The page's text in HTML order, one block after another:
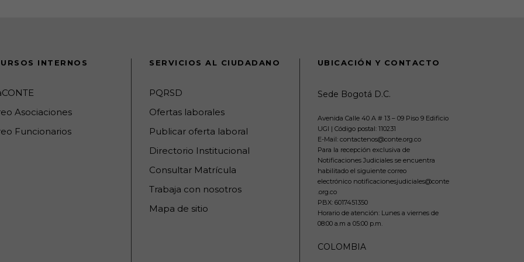
INTERNOS
Asociaciones
Funcionarios
SERVICIOS AL CIUDADANO
PQRSD
Ofertas laborales
Publicar oferta laboral
Directorio Institucional
Consultar Matrícula
Trabaja con nosotros
Mapa de sitio
UBICACIÓN Y CONTACTO
Sede Bogotá D.C.
Avenida Calle 40 A # 13 – 09 Piso 9 Edificio
UGI | Código postal: 110231
E-Mail: contactenos@conte.org.co
Para la recepción exclusiva de
Notificaciones Judiciales se encuentra
habilitado el siguiente correo
electrónico notificacionesjudiciales@conte
.org.co
PBX: 6017451350
Horario de atención: Lunes a viernes de
08:00 a.m a 05:00 p.m.
COLOMBIA